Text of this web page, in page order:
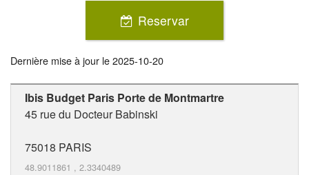
Reservar
Dernière mise à jour le2025-10-20
Ibis Budget Paris Porte de Montmartre
45 rue du Docteur Babinski
75018 PARIS
48.9011861 , 2.3340489